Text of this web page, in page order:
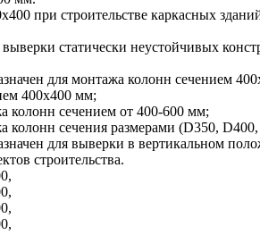
при строительстве каркасных
статически неустойчивых
для монтажа колонн сечением
400х400 мм;
колонн сечением от 400-600 мм;
колонн сечения размерами (D350,
для выверки в вертикальном
строительства.